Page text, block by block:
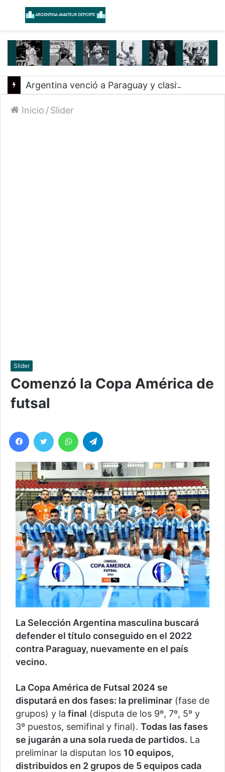
Menú
Inicio /Slider
Slider
Comenzó la Copa América de
futsal
Facebook
Twitter WhatsApp
La Selección Argentina masculina buscará
defender el título conseguido en el 2022
contra Paraguay, nuevamente en el país
vecino.
La Copa América de Futsal 2024 se
disputará en dos fases: la preliminar (fase de
grupos) y la final (disputa de los 9º, 7º, 5º y
3º puestos, semifinal y final). Todas las fases
se jugarán a una sola rueda de partidos. La
preliminar la disputan los 10 equipos,
distribuidos en 2 grupos de 5 equipos cada